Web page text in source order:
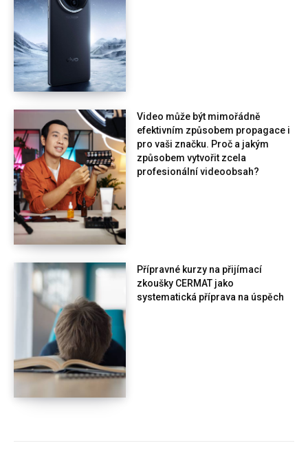
Video může být mimořádně
efektivním způsobem propagace i
pro vaši značku. Proč a jakým
způsobem vytvořit zcela
profesionální videoobsah?
Přípravné kurzy na přijímací
zkoušky CERMAT jako
systematická příprava na úspěch